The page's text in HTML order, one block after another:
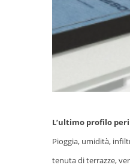
L’ultimo profilo
Pioggia, umidità,
tenuta di terrazze,